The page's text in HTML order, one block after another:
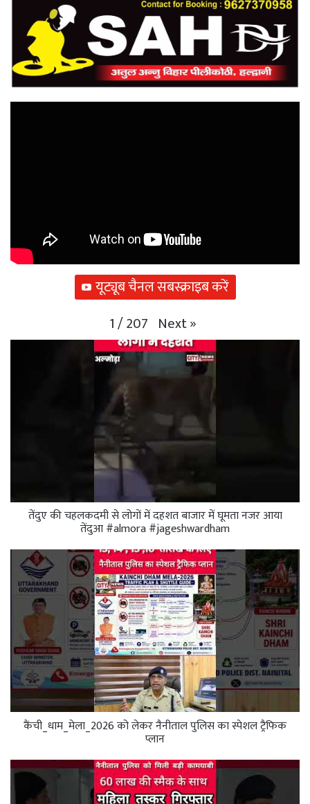
यूट्यूब चैनल सबस्क्राइब करें
1/207 Next»
तेंदुए की चहलकदमी से लोगों में दहशत बाजार में घूमता नजर आया
तेंदुआ #almora #jageshwardham
कैंची_धाम_मेला_2026 को लेकर नैनीताल पुलिस का स्पेशल ट्रैफिक
प्लान